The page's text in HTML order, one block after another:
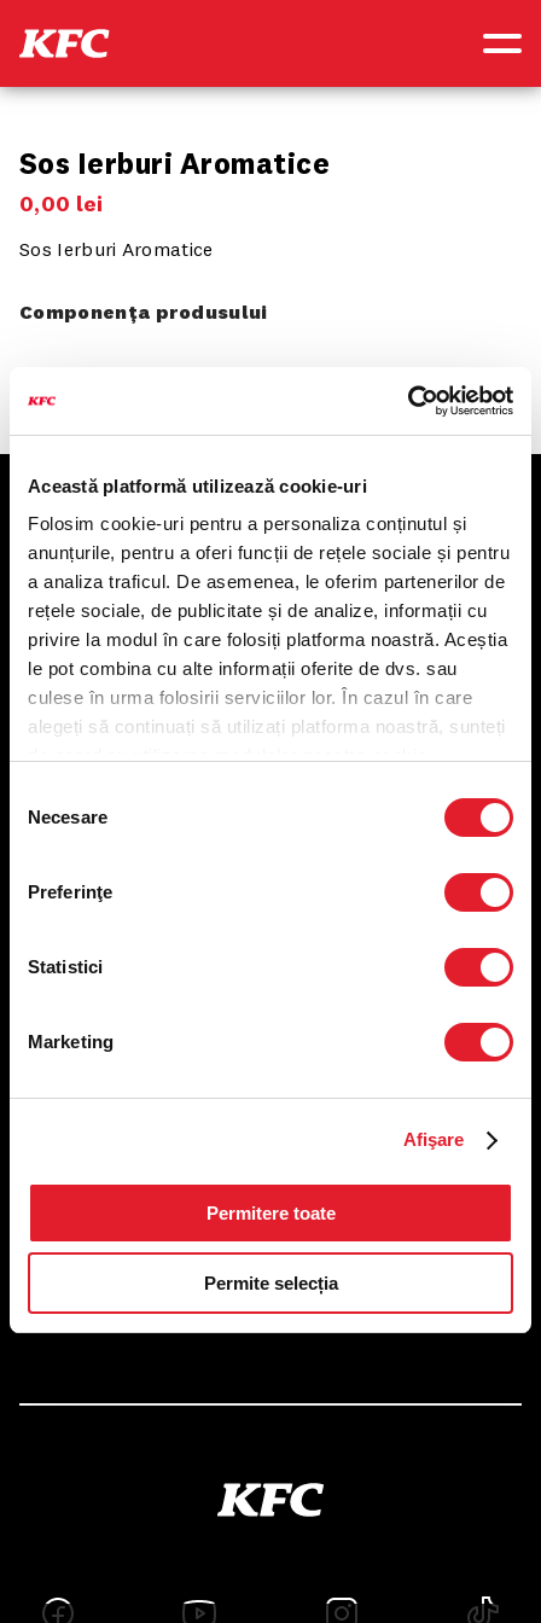
Această platformă utilizează cookie-uri
Folosim cookie-uri pentru a personaliza conținutul și
anunțurile, pentru a oferi funcții de rețele sociale și pentru
a analiza traficul. De asemenea, le oferim partenerilor de
rețele sociale, de publicitate și de analize, informații cu
privire la modul în care folosiți platforma noastră. Aceștia
le pot combina cu alte informații oferite de dvs. sau
culese în urma folosirii serviciilor lor. În cazul în care
alegeți să continuați să utilizați platforma noastră, sunteți
consimțământului
Necesare
Preferinţe
Statistici
Marketing
Afişare
Permitere toate
Permite selecția
Sos Ierburi Aromatice
0,00 lei
Sos Ierburi Aromatice
Componența produsului
KFC
Meniu livrare
Meniu ridicare
Nutriționale și Alergeni
Abonare Newsletter
Contact
Utile
Politica privind prelucrarea datelor
Condiții de desfășurare „Descarcă KFC APP”
Restaurante
CAMERA 5, Etaj 2
Autorizații și avize